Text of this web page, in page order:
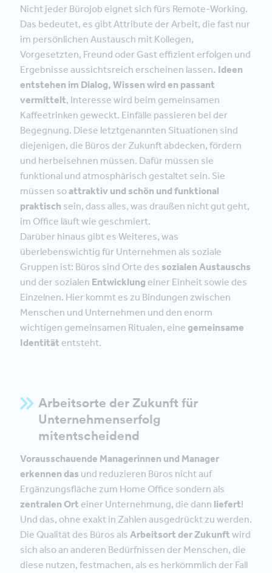
Nicht jeder Bürojob eignet sich fürs Remote-Working.
Das bedeutet, es gibt Attribute der Arbeit, die fast nur
im persönlichen Austausch mit Kollegen,
Vorgesetzten, Freund oder Gast effizient erfolgen und
Ergebnisse aussichtsreich erscheinen lassen. Ideen
entstehen im Dialog, Wissen wird en passant
vermittelt, Interesse wird beim gemeinsamen
Kaffeetrinken geweckt. Einfälle passieren bei der
Begegnung. Diese letztgenannten Situationen sind
diejenigen, die Büros der Zukunft abdecken, fördern
und herbeisehnen müssen. Dafür müssen sie
funktional und atmosphärisch gestaltet sein. Sie
müssen soattraktiv und schön und funktional
praktisch sein, dass alles, was draußen nicht gut geht,
im Office läuft wie geschmiert.
Darüber hinaus gibt es Weiteres, was
überlebenswichtig für Unternehmen als soziale
Gruppen ist: Büros sind Orte des sozialen Austauschs
und der sozialen Entwicklung einer Einheit sowie des
Einzelnen. Hier kommt es zu Bindungen zwischen
Menschen und Unternehmen und den enorm
wichtigen gemeinsamen Ritualen, eine gemeinsame
Identität entsteht.
Arbeitsorte der Zukunft für
Unternehmenserfolg
mitentscheidend
Vorausschauende Managerinnen und Manager
erkennen das und reduzieren Büros nicht auf
Ergänzungsfläche zum Home Office sondern als
zentralen Ort einer Unternehmung, die dann liefert!
Und das, ohne exakt in Zahlen ausgedrückt zu werden.
Die Qualität des Büros als Arbeitsort der Zukunft wird
sich also an anderen Bedürfnissen der Menschen, die
diese nutzen, festmachen, als es herkömmlich der Fall